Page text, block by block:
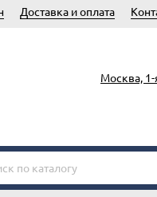
Доставка и оплата
Москва,